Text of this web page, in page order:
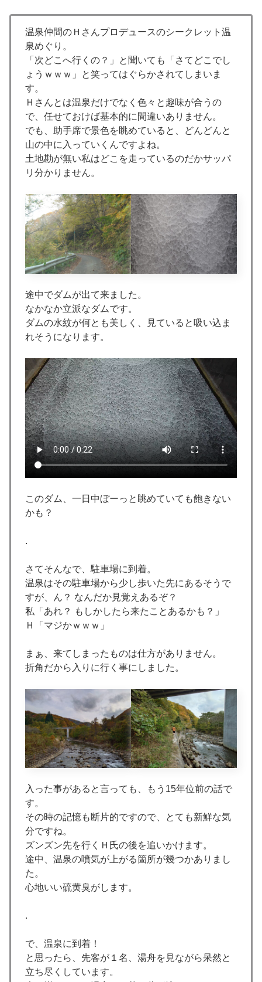
温泉仲間のＨさんプロデュースのシークレット温
泉めぐり。
「次どこへ行くの？」と聞いても「さてどこでし
ょうｗｗｗ」と笑ってはぐらかされてしまいま
す。
Ｈさんとは温泉だけでなく色々と趣味が合うの
で、任せておけば基本的に間違いありません。
でも、助手席で景色を眺めていると、どんどんと
山の中に入っていくんですよね。
土地勘が無い私はどこを走っているのだかサッパ
リ分かりません。
途中でダムが出て来ました。
なかなか立派なダムです。
ダムの水紋が何とも美しく、見ていると吸い込ま
れそうになります。
このダム、一日中ぼーっと眺めていても飽きない
かも？
.
さてそんなで、駐車場に到着。
温泉はその駐車場から少し歩いた先にあるそうで
すが、ん？ なんだか見覚えあるぞ？
私「あれ？ もしかしたら来たことあるかも？」
Ｈ「マジかｗｗｗ」
まぁ、来てしまったものは仕方がありません。
折角だから入りに行く事にしました。
入った事があると言っても、もう15年位前の話で
す。
その時の記憶も断片的ですので、とても新鮮な気
分ですね。
ズンズン先を行くＨ氏の後を追いかけます。
途中、温泉の噴気が上がる箇所が幾つかありまし
た。
心地いい硫黄臭がします。
.
で、温泉に到着！
と思ったら、先客が１名、湯舟を見ながら呆然と
立ち尽くしています。